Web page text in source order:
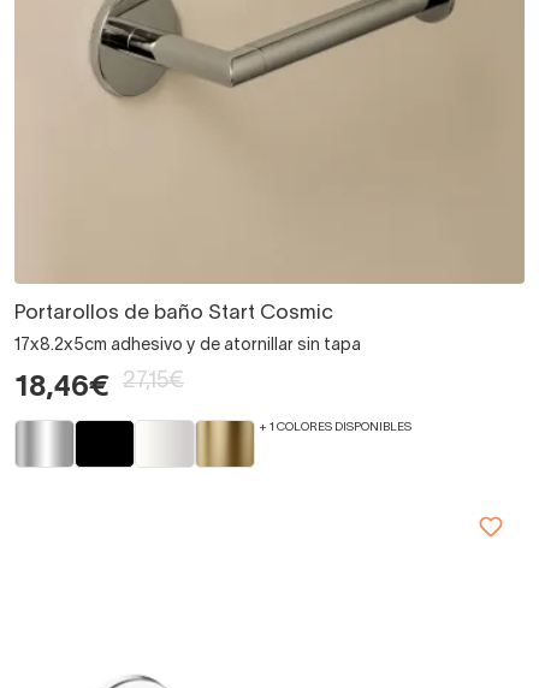
Portarollos de baño Start Cosmic
17x8.2x5cm adhesivo y de atornillar sin tapa
18,46€ 27,15€
+ 1 COLORES DISPONIBLES